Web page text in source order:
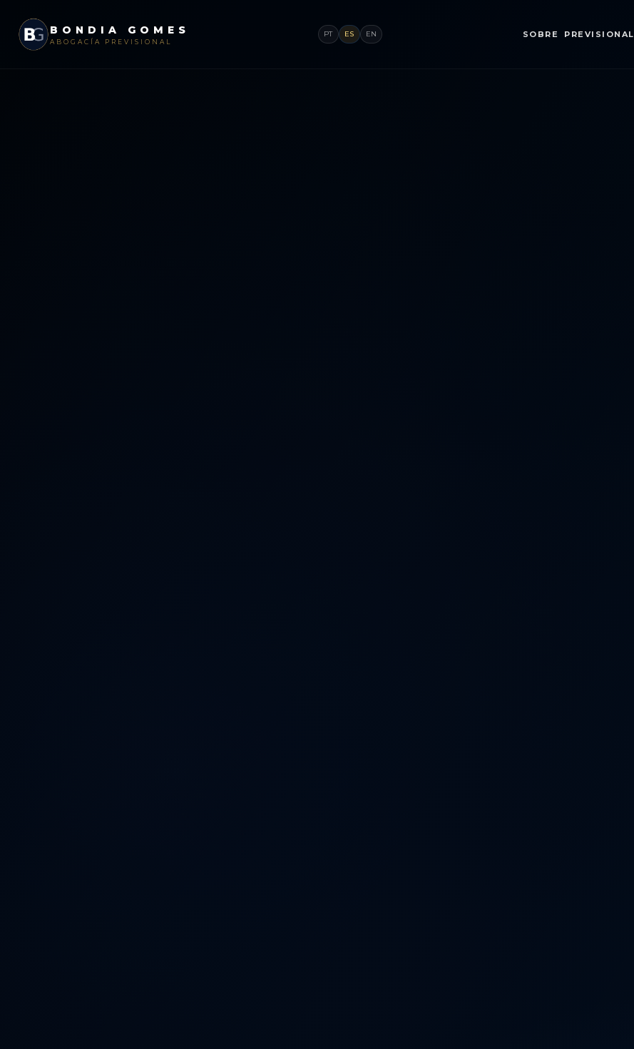
BONDIA GOMES
ABOGACÍA PREVISIONAL
PT ES EN SOBRE PREVISIONAL